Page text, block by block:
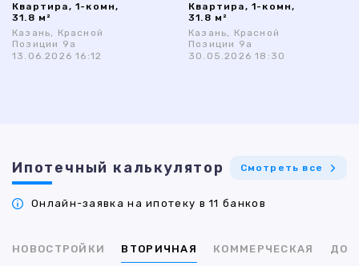
Квартира, 1-комн,
31.8 м²
Казань, Красной
Позиции 9а
13.06.2026 16:12
Квартира, 1-комн,
31.8 м²
Казань, Красной
Позиции 9а
30.05.2026 18:30
Ипотечный калькулятор Смотреть все
Онлайн-заявка на ипотеку в 11 банков
НОВОСТРОЙКИ ВТОРИЧНАЯ КОММЕРЧЕСКАЯ ДОМ